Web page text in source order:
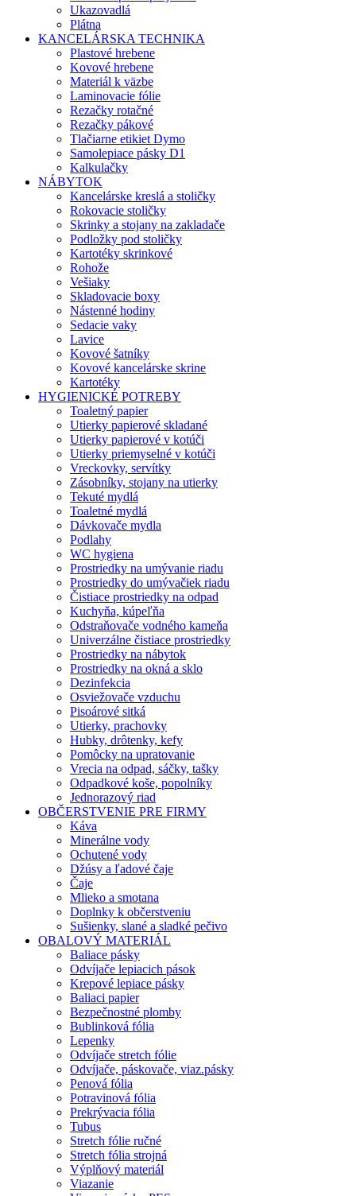
Ukazovadlá
Plátna
KANCELÁRSKA TECHNIKA
Plastové hrebene
Kovové hrebene
Materiál k väzbe
Laminovacie fólie
Rezačky rotačné
Rezačky pákové
Tlačiarne etikiet Dymo
Samolepiace pásky D1
Kalkulačky
NÁBYTOK
Kancelárske kreslá a stoličky
Rokovacie stoličky
Skrinky a stojany na zakladače
Podložky pod stoličky
Kartotéky skrinkové
Rohože
Vešiaky
Skladovacie boxy
Nástenné hodiny
Sedacie vaky
Lavice
Kovové šatníky
Kovové kancelárske skrine
Kartotéky
HYGIENICKÉ POTREBY
Toaletný papier
Utierky papierové skladané
Utierky papierové v kotúči
Utierky priemyselné v kotúči
Vreckovky, servítky
Zásobníky, stojany na utierky
Tekuté mydlá
Toaletné mydlá
Dávkovače mydla
Podlahy
WC hygiena
Prostriedky na umývanie riadu
Prostriedky do umývačiek riadu
Čistiace prostriedky na odpad
Kuchyňa, kúpeľňa
Odstraňovače vodného kameňa
Univerzálne čistiace prostriedky
Prostriedky na nábytok
Prostriedky na okná a sklo
Dezinfekcia
Osviežovače vzduchu
Pisoárové sitká
Utierky, prachovky
Hubky, drôtenky, kefy
Pomôcky na upratovanie
Vrecia na odpad, sáčky, tašky
Odpadkové koše, popolníky
Jednorazový riad
OBČERSTVENIE PRE FIRMY
Káva
Minerálne vody
Ochutené vody
Džúsy a ľadové čaje
Čaje
Mlieko a smotana
Doplnky k občerstveniu
Sušienky, slané a sladké pečivo
OBALOVÝ MATERIÁL
Baliace pásky
Odvíjače lepiacich pások
Krepové lepiace pásky
Baliaci papier
Bezpečnostné plomby
Bublinková fólia
Lepenky
Odvíjače stretch fólie
Odvíjače, páskovače, viaz.pásky
Penová fólia
Potravinová fólia
Prekrývacia fólia
Tubus
Stretch fólie ručné
Stretch fólia strojná
Výplňový materiál
Viazanie